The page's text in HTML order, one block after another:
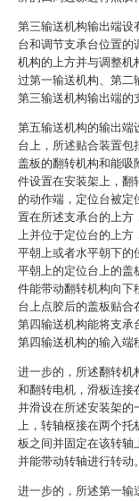
第三输送机构输出端设
台和调节支承台位置的
机构的上方并与调整机
过第一输送机构、第二
第三输送机构输出端的
第五输送机构的输出端
台上，所述贴合装置包
盖板的翻转机构和能吸
件设置在安装架上，翻
的动作端，定位台被定
置在所述支承台的上方
上并位于定位台的上方
平朝上或者水平朝下的
平朝上的定位台上的盖
件能带动翻转机构向下
台上点胶后的盖板贴合
第四输送机构能将支承
第四输送机构的输入端
进一步的，所述翻转机
和翻转电机，滑板连接
并滑设在所述安装架的
上，转轴枢接在两个托
板之间并固定在该转轴
并能带动转轴进行转动。
进一步的，所述第一输